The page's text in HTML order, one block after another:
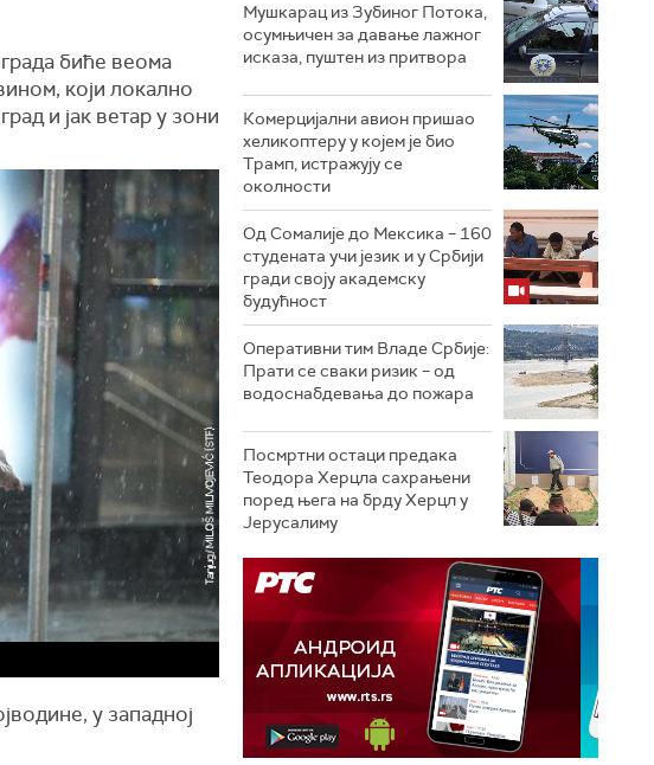
биће веома
који локално
и јак ветар у зони
у западној
Мушкарац из Зубиног Потока,
осумњичен за давање лажног
исказа, пуштен из притвора
Комерцијални авион пришао
хеликоптеру у којем је био
Трамп, истражују се
околности
Од Сомалије до Мексика – 160
студената учи језик и у Србији
гради своју академску
будућност
Оперативни тим Владе Србије:
Прати се сваки ризик – од
водоснабдевања до пожара
Посмртни остаци предака
Теодора Херцла сахрањени
поред њега на брду Херцл у
Јерусалиму